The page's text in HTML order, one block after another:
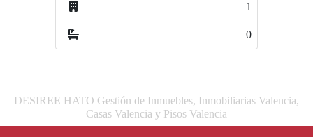
1
0
DESIREE HATO Gestión de Inmuebles, Inmobiliarias Valencia,
Casas Valencia y Pisos Valencia